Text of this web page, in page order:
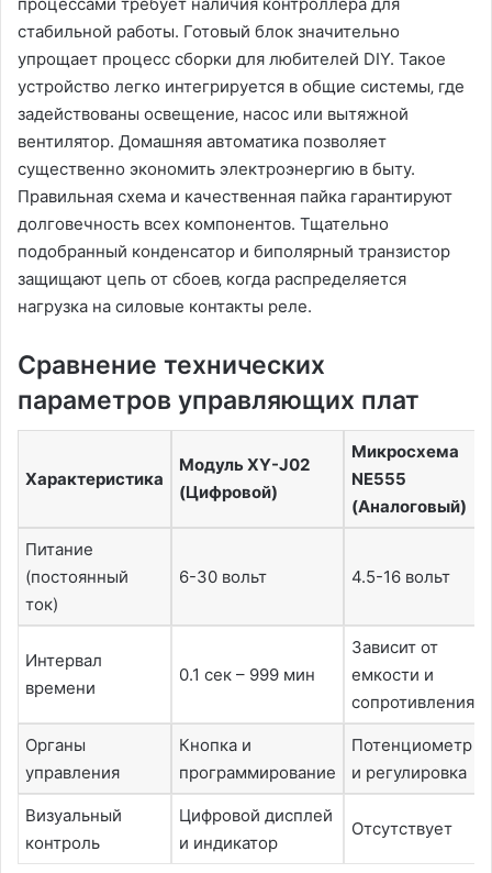
стабильной работы. Готовый блок значительно
упрощает процесс сборки для любителей DIY. Такое
устройство легко интегрируется в общие системы‚ где
задействованы освещение‚ насос или вытяжной
вентилятор. Домашняя автоматика позволяет
существенно экономить электроэнергию в быту.
Правильная схема и качественная пайка гарантируют
долговечность всех компонентов. Тщательно
подобранный конденсатор и биполярный транзистор
защищают цепь от сбоев‚ когда распределяется
нагрузка на силовые контакты реле.
Сравнение технических
параметров управляющих плат
Характеристика
Модуль XY-J02
(Цифровой)
Микросхема
NE555
(Аналоговый)
Питание
(постоянный
ток)
6-30 вольт 4.5-16 вольт
Интервал
времени
0.1 сек – 999 мин
Зависит от
емкости и
сопротивления
Органы
управления
Кнопка и
программирование
Потенциометр
и регулировка
Визуальный
контроль
Цифровой дисплей
и индикатор
Отсутствует